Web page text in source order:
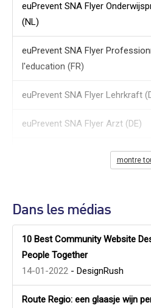
euPrevent SNA Flyer
(NL)
euPrevent SNA Flyer
l'education (FR)
euPrevent SNA Flyer Lehrkraft
euPrevent SNA Flyer Arzt (DE)
euPrevent SNA Flyer
Sante (FR)
euPrevent SNA Flyer
euPrevent SNA Flyer Municipal
and managers (EN)
montre
Dans les médias
10 Best Community Website
People Together
14-01-2022 - DesignRush
Route Regio: een glaasje wijn